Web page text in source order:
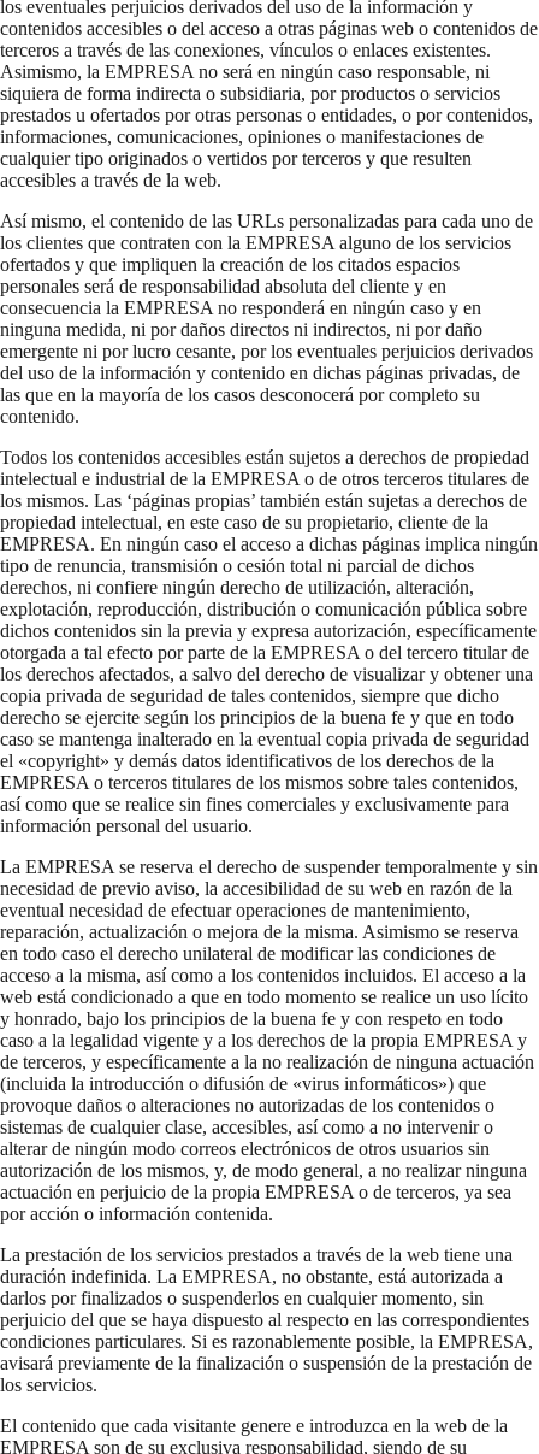
los eventuales perjuicios derivados del uso de la información y
contenidos accesibles o del acceso a otras páginas web o contenidos de
terceros a través de las conexiones, vínculos o enlaces existentes.
Asimismo, la EMPRESA no será en ningún caso responsable, ni
siquiera de forma indirecta o subsidiaria, por productos o servicios
prestados u ofertados por otras personas o entidades, o por contenidos,
informaciones, comunicaciones, opiniones o manifestaciones de
cualquier tipo originados o vertidos por terceros y que resulten
accesibles a través de la web.
Así mismo, el contenido de las URLs personalizadas para cada uno de
los clientes que contraten con la EMPRESA alguno de los servicios
ofertados y que impliquen la creación de los citados espacios
personales será de responsabilidad absoluta del cliente y en
consecuencia la EMPRESA no responderá en ningún caso y en
ninguna medida, ni por daños directos ni indirectos, ni por daño
emergente ni por lucro cesante, por los eventuales perjuicios derivados
del uso de la información y contenido en dichas páginas privadas, de
las que en la mayoría de los casos desconocerá por completo su
contenido.
Todos los contenidos accesibles están sujetos a derechos de propiedad
intelectual e industrial de la EMPRESA o de otros terceros titulares de
los mismos. Las ‘páginas propias’ también están sujetas a derechos de
propiedad intelectual, en este caso de su propietario, cliente de la
EMPRESA. En ningún caso el acceso a dichas páginas implica ningún
tipo de renuncia, transmisión o cesión total ni parcial de dichos
derechos, ni confiere ningún derecho de utilización, alteración,
explotación, reproducción, distribución o comunicación pública sobre
dichos contenidos sin la previa y expresa autorización, específicamente
otorgada a tal efecto por parte de la EMPRESA o del tercero titular de
los derechos afectados, a salvo del derecho de visualizar y obtener una
copia privada de seguridad de tales contenidos, siempre que dicho
derecho se ejercite según los principios de la buena fe y que en todo
caso se mantenga inalterado en la eventual copia privada de seguridad
el «copyright» y demás datos identificativos de los derechos de la
EMPRESA o terceros titulares de los mismos sobre tales contenidos,
así como que se realice sin fines comerciales y exclusivamente para
información personal del usuario.
La EMPRESA se reserva el derecho de suspender temporalmente y sin
necesidad de previo aviso, la accesibilidad de su web en razón de la
eventual necesidad de efectuar operaciones de mantenimiento,
reparación, actualización o mejora de la misma. Asimismo se reserva
en todo caso el derecho unilateral de modificar las condiciones de
acceso a la misma, así como a los contenidos incluidos. El acceso a la
web está condicionado a que en todo momento se realice un uso lícito
y honrado, bajo los principios de la buena fe y con respeto en todo
caso a la legalidad vigente y a los derechos de la propia EMPRESA y
de terceros, y específicamente a la no realización de ninguna actuación
(incluida la introducción o difusión de «virus informáticos») que
provoque daños o alteraciones no autorizadas de los contenidos o
sistemas de cualquier clase, accesibles, así como a no intervenir o
alterar de ningún modo correos electrónicos de otros usuarios sin
autorización de los mismos, y, de modo general, a no realizar ninguna
actuación en perjuicio de la propia EMPRESA o de terceros, ya sea
por acción o información contenida.
La prestación de los servicios prestados a través de la web tiene una
duración indefinida. La EMPRESA, no obstante, está autorizada a
darlos por finalizados o suspenderlos en cualquier momento, sin
perjuicio del que se haya dispuesto al respecto en las correspondientes
condiciones particulares. Si es razonablemente posible, la EMPRESA,
avisará previamente de la finalización o suspensión de la prestación de
los servicios.
El contenido que cada visitante genere e introduzca en la web de la
EMPRESA son de su exclusiva responsabilidad, siendo de su